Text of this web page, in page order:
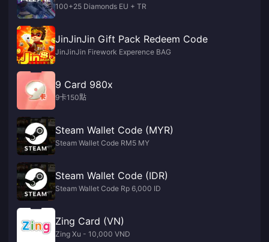
100+25 Diamonds EU + TR
JinJinJin Gift Pack Redeem Code
JinJinJin Firework Experence BAG
9 Card 980x
9卡150點
Steam Wallet Code (MYR)
Steam Wallet Code RM5 MY
Steam Wallet Code (IDR)
Steam Wallet Code Rp 6,000 ID
Zing Card (VN)
Zing Xu - 10,000 VND